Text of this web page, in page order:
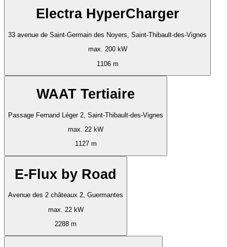
Electra HyperCharger
33 avenue de Saint-Germain des Noyers, Saint-Thibault-des-Vignes
max. 200 kW
1106 m
WAAT Tertiaire
Passage Fernand Léger 2, Saint-Thibault-des-Vignes
max. 22 kW
1127 m
E-Flux by Road
Avenue des 2 châteaux 2, Guermantes
max. 22 kW
2288 m